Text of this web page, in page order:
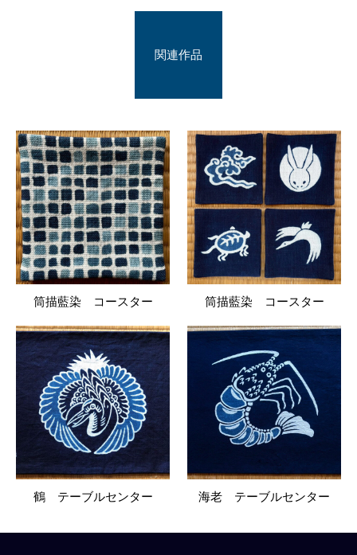
関連作品
筒描藍染 コースター 筒描藍染 コースター
鶴 テーブルセンター 海老 テーブルセンター